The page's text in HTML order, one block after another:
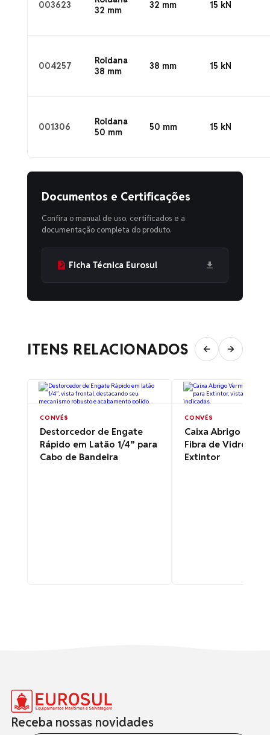
003623
32 mm
32 mm 15 kN
004257
Roldana
38 mm
38 mm 15 kN
001306
Roldana
50 mm
50 mm 15 kN
Documentos e Certificações
Confira o manual de uso, certificados e a
documentação completa do produto.
Ficha Técnica Eurosul
ITENS RELACIONADOS
CONVÉS
Destorcedor de Engate
Rápido em Latão 1/4” para
Cabo de Bandeira
CONVÉS
Caixa Abrigo
Fibra de Vidro para
Extintor
Receba nossas novidades